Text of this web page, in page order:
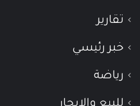
تقارير
خبر رئيسي
رياضة